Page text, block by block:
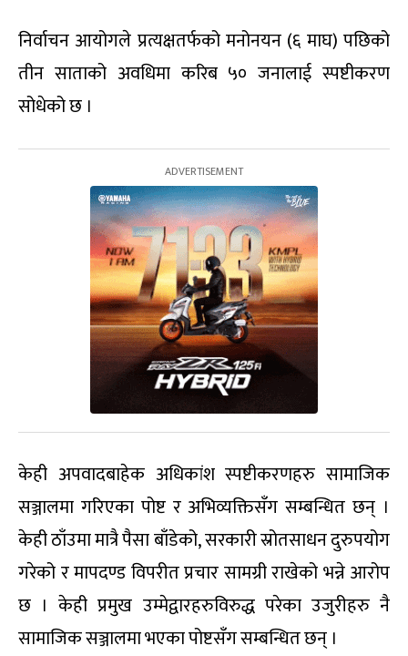
निर्वाचन आयोगले प्रत्यक्षतर्फको मनोनयन (६ माघ) पछिको
तीन साताको अवधिमा करिब ५० जनालाई स्पष्टीकरण
सोधेको छ ।
केही अपवादबाहेक अधिकांश स्पष्टीकरणहरु सामाजिक
सञ्जालमा गरिएका पोष्ट र अभिव्यक्तिसँग सम्बन्धित छन् ।
केही ठाँउमा मात्रै पैसा बाँडेको, सरकारी स्रोतसाधन दुरुपयोग
गरेको र मापदण्ड विपरीत प्रचार सामग्री राखेको भन्ने आरोप
छ । केही प्रमुख उम्मेद्वारहरुविरुद्ध परेका उजुरीहरु नै
सामाजिक सञ्जालमा भएका पोष्टसँग सम्बन्धित छन् ।